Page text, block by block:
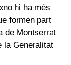
hi ha més
formen part
de Montserrat
la Generalitat